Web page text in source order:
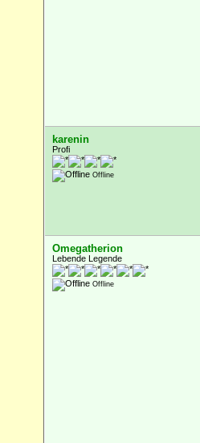
karenin
Profi
Offline
Omegatherion
Lebende Legende
Offline